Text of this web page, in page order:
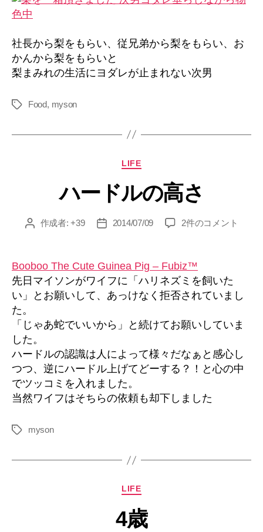
の
社長から梨をもらい、従兄弟から梨をもらい、お
かんから梨をもらいと
梨まみれの生活にヨダレが止まれない次男
タ
Food, myson
カ
ゴ
リ
LIFE
ハードルの高さ
投 作成者:+39
投
2014/07/09
ハ
ル
の
高
さ
の
2件のコメント
Booboo The Cute Guinea Pig – Fubiz™
先日マイソンがワイフに「ハリネズミを飼いた
い」とお願いして、あっけなく拒否されていまし
た。
「じゃあ蛇でいいから」と続けてお願いしていま
した。
ハードルの認識は人によって様々だなぁと感心し
つつ、逆にハードル上げてどーする？！と心の中
でツッコミを入れました。
当然ワイフはそちらの依頼も却下しました
タ
myson
カ
ゴ
リ
LIFE
4歳